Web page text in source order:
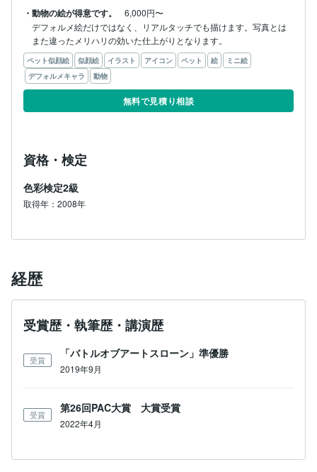
・動物の絵が得意です。
6,000円〜
デフォルメ絵だけではなく、リアルタッチでも描けます。写真とは
また違ったメリハリの効いた仕上がりとなります。
ペット似顔絵 似顔絵 イラスト アイコン ペット 絵
ミニ絵
デフォルメキャラ
動物
無料で見積り相談
資格・検定
色彩検定2級
取得年：2008年
経歴
受賞歴・執筆歴・講演歴
受賞
「バトルオブアートスローン」準優勝
2019年9月
受賞
第26回PAC大賞 大賞受賞
2022年4月